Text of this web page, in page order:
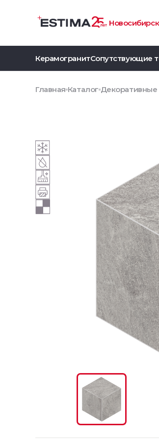
Новосибирск
КерамогранитСопутствующие
Главная Каталог Декоративные